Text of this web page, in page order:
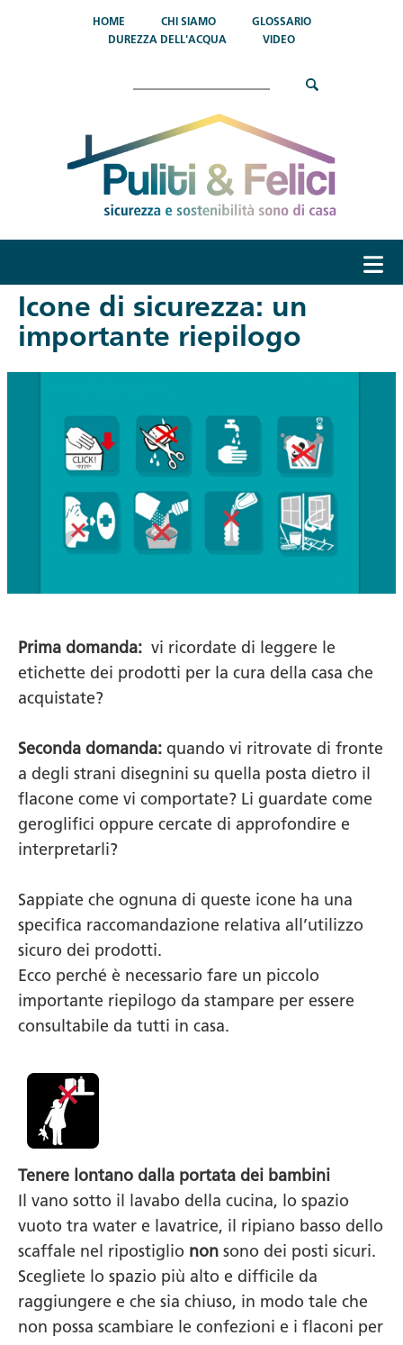
HOME CHI SIAMO
GLOSSARIO
DUREZZA DELL'ACQUA
VIDEO
menu
Icone di sicurezza: un
importante riepilogo
Prima domanda: vi ricordate di leggere le
etichette dei prodotti per la cura della casa che
acquistate?
Seconda domanda: quando vi ritrovate di fronte
a degli strani disegnini su quella posta dietro il
flacone come vi comportate? Li guardate come
geroglifici oppure cercate di approfondire e
interpretarli?
Sappiate che ognuna di queste icone ha una
specifica raccomandazione relativa all’utilizzo
sicuro dei prodotti.
Ecco perché è necessario fare un piccolo
importante riepilogo da stampare per essere
consultabile da tutti in casa.
Tenere lontano dalla portata dei bambini
Il vano sotto il lavabo della cucina, lo spazio
vuoto tra water e lavatrice, il ripiano basso dello
scaffale nel ripostiglio non sono dei posti sicuri.
Scegliete lo spazio più alto e difficile da
raggiungere e che sia chiuso, in modo tale che
non possa scambiare le confezioni e i flaconi per